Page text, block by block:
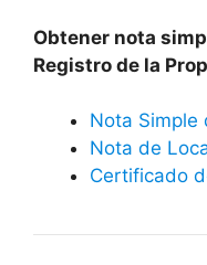
Obtener nota
Registro de la
Nota Simple
Nota de
Certificado